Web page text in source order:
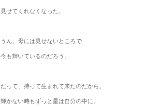
見せてくれなくなった。
うん。母には見せないところで
今も輝いているのだろう。
だって、持って生まれて来たのだから。
輝かない時もずっと星は自分の中に。